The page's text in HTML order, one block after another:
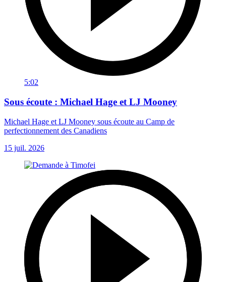
5:02
Sous écoute : Michael Hage et LJ Mooney
Michael Hage et LJ Mooney sous écoute au Camp de
perfectionnement des Canadiens
15 juil. 2026